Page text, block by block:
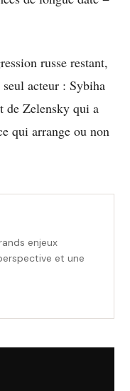
russe restant,
acteur : Sybiha
de Zelensky qui a
qui arrange ou non
enjeux
et une